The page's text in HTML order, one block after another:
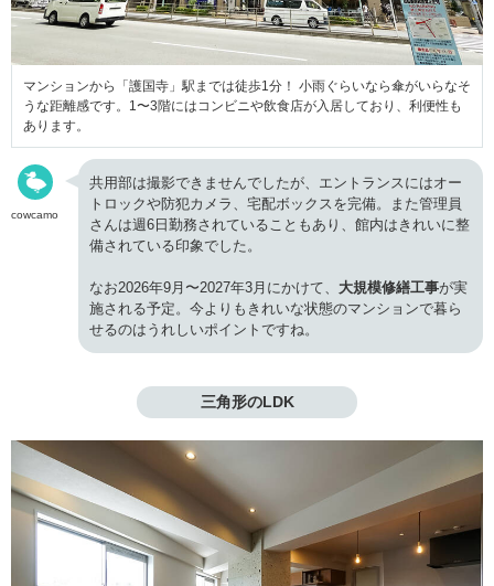
マンションから「護国寺」駅までは徒歩1分！ 小雨ぐらいなら傘がいらなそ
うな距離感です。1〜3階にはコンビニや飲食店が入居しており、利便性も
あります。
cowcamo
共用部は撮影できませんでしたが、エントランスにはオー
トロックや防犯カメラ、宅配ボックスを完備。また管理員
さんは週6日勤務されていることもあり、館内はきれいに整
備されている印象でした。
なお2026年9月〜2027年3月にかけて、 大規模修繕工事が実
施される予定。今よりもきれいな状態のマンションで暮ら
せるのはうれしいポイントですね。
三角形のLDK